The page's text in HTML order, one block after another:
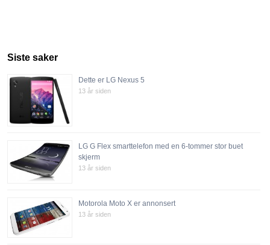
Siste saker
Dette er LG Nexus 5
13 år siden
LG G Flex smarttelefon med en 6-tommer stor buet
skjerm
13 år siden
Motorola Moto X er annonsert
13 år siden